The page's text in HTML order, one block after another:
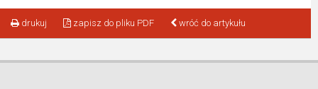
drukuj zapisz do pliku PDF wróć do artykułu